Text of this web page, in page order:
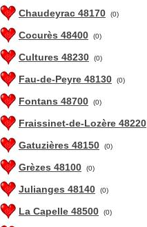
Chaudeyrac 48170 (0)
Cocurès 48400 (0)
Cultures 48230 (0)
Fau-de-Peyre 48130 (0)
Fontans 48700 (0)
Fraissinet-de-Lozère 48220
Gatuzières 48150 (0)
Grèzes 48100 (0)
Julianges 48140 (0)
La Capelle 48500 (0)